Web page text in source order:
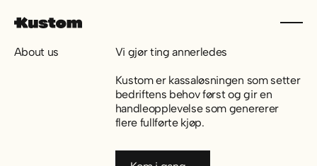
About us Vi gjør ting annerledes
Kustom er kassaløsningen som setter
bedriftens behov først og gir en
handleopplevelse som genererer
flere fullførte kjøp.